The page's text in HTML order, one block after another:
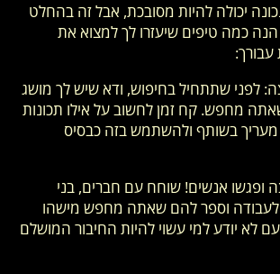
יכולה להיות מסובכת, אבל זה בהחלט
כמה טיפים שיעזרו לך למצוא את
לפני שתתחיל בחיפוש, ודא שיש לך מושג
מחפש. קח זמן לחשוב על אילו תכונות
מעריך בשותף ולהשתמש בזה כבסיס
לעבודה וספר להם שאתה מחפש מישהו
לא יודע למי עשוי להיות החיבור המושלם